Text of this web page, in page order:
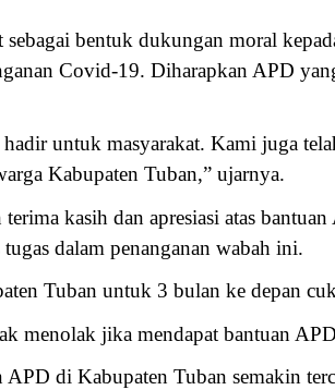
bentuk dukungan moral
Covid-19. Diharapkan APD
untuk masyarakat. Kami juga
Kabupaten Tuban,” ujarnya.
kasih dan apresiasi atas
dalam penanganan wabah ini.
Tuban untuk 3 bulan ke depan
menolak jika mendapat bantuan
APD di Kabupaten Tuban semakin